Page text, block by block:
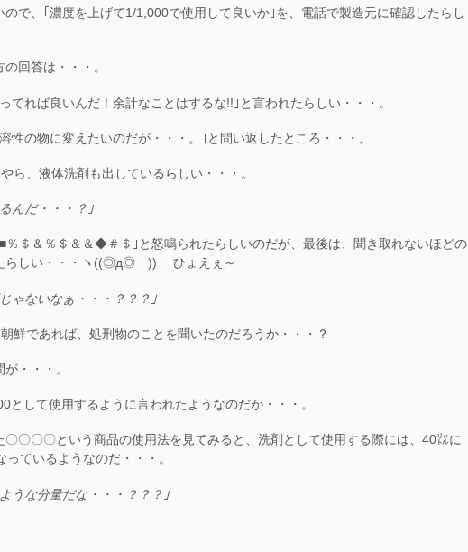
ので、｢濃度を上げて1/1,000で使用して良いか｣を、電話で製造元に確認したらし
回答は・・・。
てれば良いんだ！余計なことはするな!!｣と言われたらしい・・・。
性の物に変えたいのだが・・・。｣と問い返したところ・・・。
ら、液体洗剤も出しているらしい・・・。
んだ・・・？｣
％＄＆％＄＆＆◆＃＄｣と怒鳴られたらしいのだが、最後は、聞き取れないほどの
らしい・・・ヽ((◎д◎ ))ゝ ひょえぇ～
ゃないなぁ・・・？？？｣
鮮であれば、処刑物のことを聞いたのだろうか・・・？
・・・。
として使用するように言われたようなのだが・・・。
〇〇〇〇という商品の使用法を見てみると、洗剤として使用する際には、40㍑に
ているようなのだ・・・。
うな分量だな・・・？？？｣